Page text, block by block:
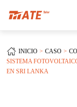
INICIO CASO
SISTEMA
EN SRI LANKA